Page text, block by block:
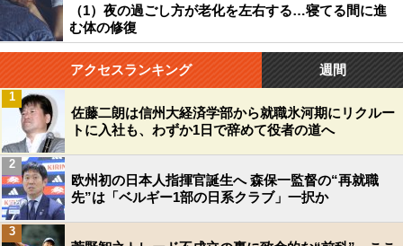
（1）夜の過ごし方が老化を左右する…寝てる間に進
む体の修復
アクセスランキング 週間
佐藤二朗は信州大経済学部から就職氷河期にリクルー
トに入社も、わずか1日で辞めて役者の道へ
1
欧州初の日本人指揮官誕生へ 森保一監督の“再就職
先”は「ベルギー1部の日系クラブ」一択か
2
3